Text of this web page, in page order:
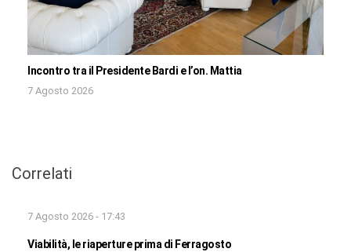
Incontro tra il Presidente Bardi e l’on. Mattia
7 Agosto 2026
Correlati
7 Agosto 2026 - 17:43
Viabilità, le riaperture prima di Ferragosto